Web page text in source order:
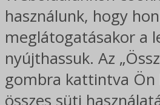
használunk, hogy
meglátogatásakor a
nyújthassuk. Az
gombra kattintva Ön
összes süti